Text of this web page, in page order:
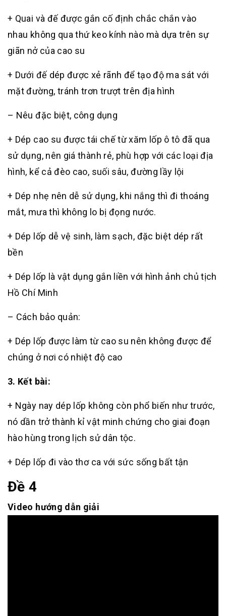
+ Quai và đế được gắn cố định chắc chắn vào
nhau không qua thứ keo kính nào mà dựa trên sự
giãn nở của cao su
+ Dưới đế dép được xẻ rãnh để tạo độ ma sát với
mặt đường, tránh trơn trượt trên địa hình
– Nêu đặc biệt, công dụng
+ Dép cao su được tái chế từ xăm lốp ô tô đã qua
sử dụng, nên giá thành rẻ, phù hợp với các loại địa
hình, kể cả đèo cao, suối sâu, đường lầy lội
+ Dép nhẹ nên dễ sử dụng, khi nắng thì đi thoáng
mắt, mưa thì không lo bị đọng nước.
+ Dép lốp dễ vệ sinh, làm sạch, đặc biệt dép rất
bền
+ Dép lốp là vật dụng gắn liền với hình ảnh chủ tịch
Hồ Chí Minh
– Cách bảo quản:
+ Dép lốp được làm từ cao su nên không được để
chúng ở nơi có nhiệt độ cao
3. Kết bài:
+ Ngày nay dép lốp không còn phổ biến như trước,
nó dần trở thành kỉ vật minh chứng cho giai đoạn
hào hùng trong lịch sử dân tộc.
+ Dép lốp đi vào thơ ca với sức sống bất tận
Đề 4
Video hướng dẫn giải